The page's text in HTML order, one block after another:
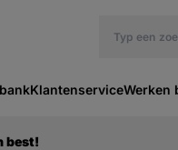
KlantenserviceWerken
best!